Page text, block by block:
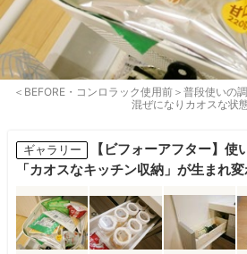
＜BEFORE・コンロラック使用前＞普段使いの
混ぜになりカオスな状
ギャラリー
【ビフォーアフター】使
「カオスなキッチン収納」が生まれ変